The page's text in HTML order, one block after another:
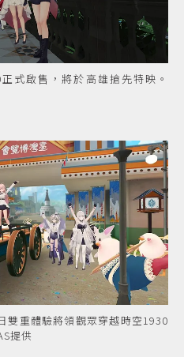
式啟售，將於高雄搶先特映。
雙重體驗將領觀眾穿越時空1930
提供